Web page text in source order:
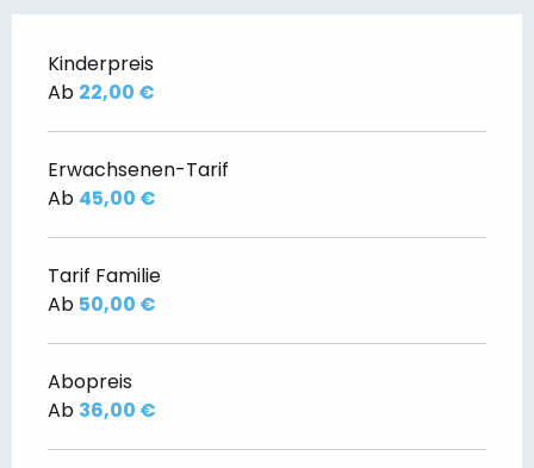
Kinderpreis
Ab 22,00 €
Erwachsenen-Tarif
Ab 45,00 €
Tarif Familie
Ab 50,00 €
Abopreis
Ab 36,00 €